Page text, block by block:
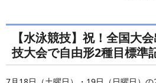
【水泳競技】祝！全国大
技大会で自由形2種目標準